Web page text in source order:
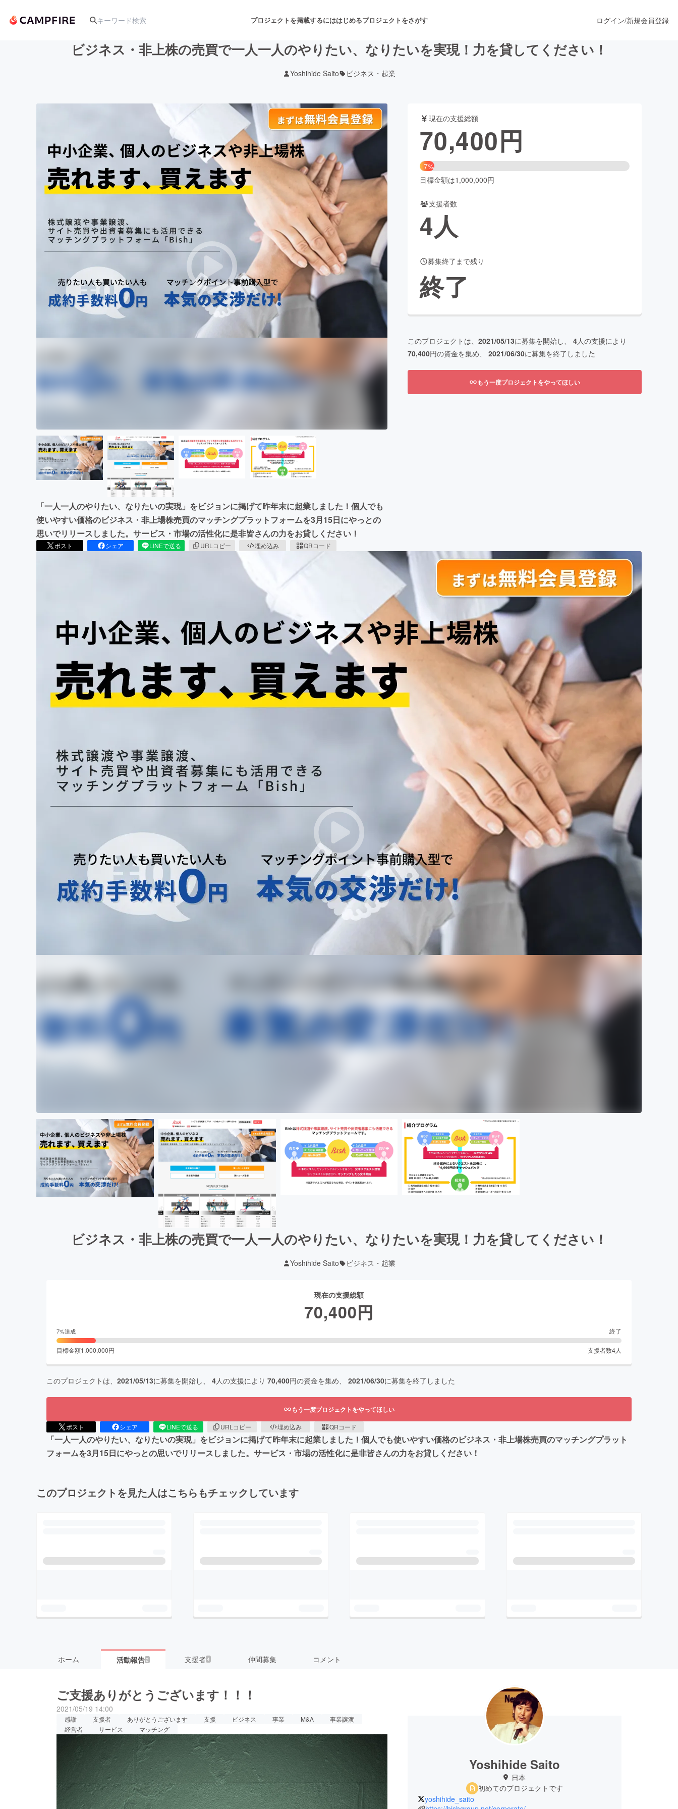
プロジェクトを掲載するにははじめるプロジェクトをさがす
音楽 舞台・パフォーマンス
テクノロジー・ガジェット ゲーム・サービス開発 ファッション
映像・映画 書籍・雑誌出版 アニメ・漫画
チャレンジ ビューティー・ヘルスケア
まちづくり・地域活性化
CAMPFIRE for Social GoodCAMPFIRE Creation
CAMPFIREふるさと納税machi-ya コミュニティ
ログイン/新規会員登録
ビジネス・非上株の売買で一人一人のやりたい、なりたいを実現！力を貸してください！
Yoshihide Saito ビジネス・起業
「一人一人のやりたい、なりたいの実現」をビジョンに掲げて昨年末に起業しました！個人でも
使いやすい価格のビジネス・非上場株売買のマッチングプラットフォームを3月15日にやっとの
思いでリリースしました。サービス・市場の活性化に是非皆さんの力をお貸しください！
ポスト シェア LINEで送る URLコピー 埋め込み QRコード
現在の支援総額
70,400円
7%
目標金額は1,000,000円
支援者数
4人
募集終了まで残り
終了
このプロジェクトは、 2021/05/13に募集を開始し、 4人の支援により
70,400円の資金を集め、 2021/06/30に募集を終了しました
もう一度プロジェクトをやってほしい
ビジネス・非上株の売買で一人一人のやりたい、なりたいを実現！力を貸してください！
Yoshihide Saito ビジネス・起業
現在の支援総額
70,400円
7%達成 終了
目標金額1,000,000円 支援者数4人
このプロジェクトは、 2021/05/13に募集を開始し、 4人の支援により 70,400円の資金を集め、 2021/06/30に募集を終了しました
もう一度プロジェクトをやってほしい
ポスト シェア LINEで送る URLコピー 埋め込み QRコード
「一人一人のやりたい、なりたいの実現」をビジョンに掲げて昨年末に起業しました！個人でも使いやすい価格のビジネス・非上場株売買のマッチングプラット
フォームを3月15日にやっとの思いでリリースしました。サービス・市場の活性化に是非皆さんの力をお貸しください！
このプロジェクトを見た人はこちらもチェックしています
ホーム 活動報告2 支援者4 仲間募集 コメント
ご支援ありがとうございます！！！
2021/05/19 14:00
感謝 支援者 ありがとうございます 支援 ビジネス 事業 M&A
事業譲渡
経営者
サービス マッチング
Yoshihide Saito
日本
初めてのプロジェクトです
yoshihide_saito